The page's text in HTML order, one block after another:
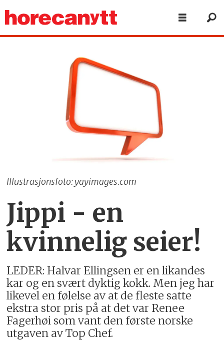
Illustrasjonsfoto: yayimages.com
Jippi - en
kvinnelig seier!
LEDER: Halvar Ellingsen er en likandes
kar og en svært dyktig kokk. Men jeg har
likevel en følelse av at de fleste satte
ekstra stor pris på at det var Renee
Fagerhøi som vant den første norske
utgaven av Top Chef.